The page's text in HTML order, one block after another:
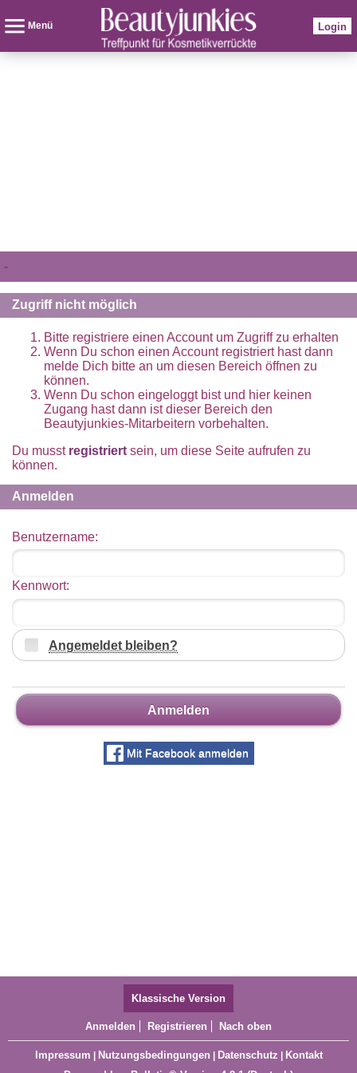
Menü Login
-
Zugriff nicht möglich
Bitte registriere einen Account um Zugriff zu erhalten
Wenn Du schon einen Account registriert hast dann
melde Dich bitte an um diesen Bereich öffnen zu
können.
Wenn Du schon eingeloggt bist und hier keinen
Zugang hast dann ist dieser Bereich den
Beautyjunkies-Mitarbeitern vorbehalten.
Du musst registriert sein, um diese Seite aufrufen zu
können.
Anmelden
Benutzername:
Kennwort:
Angemeldet bleiben?
Anmelden
Mit Facebook anmelden
Klassische Version
Anmelden Registrieren Nach oben
Impressum Nutzungsbedingungen Datenschutz
Kontakt